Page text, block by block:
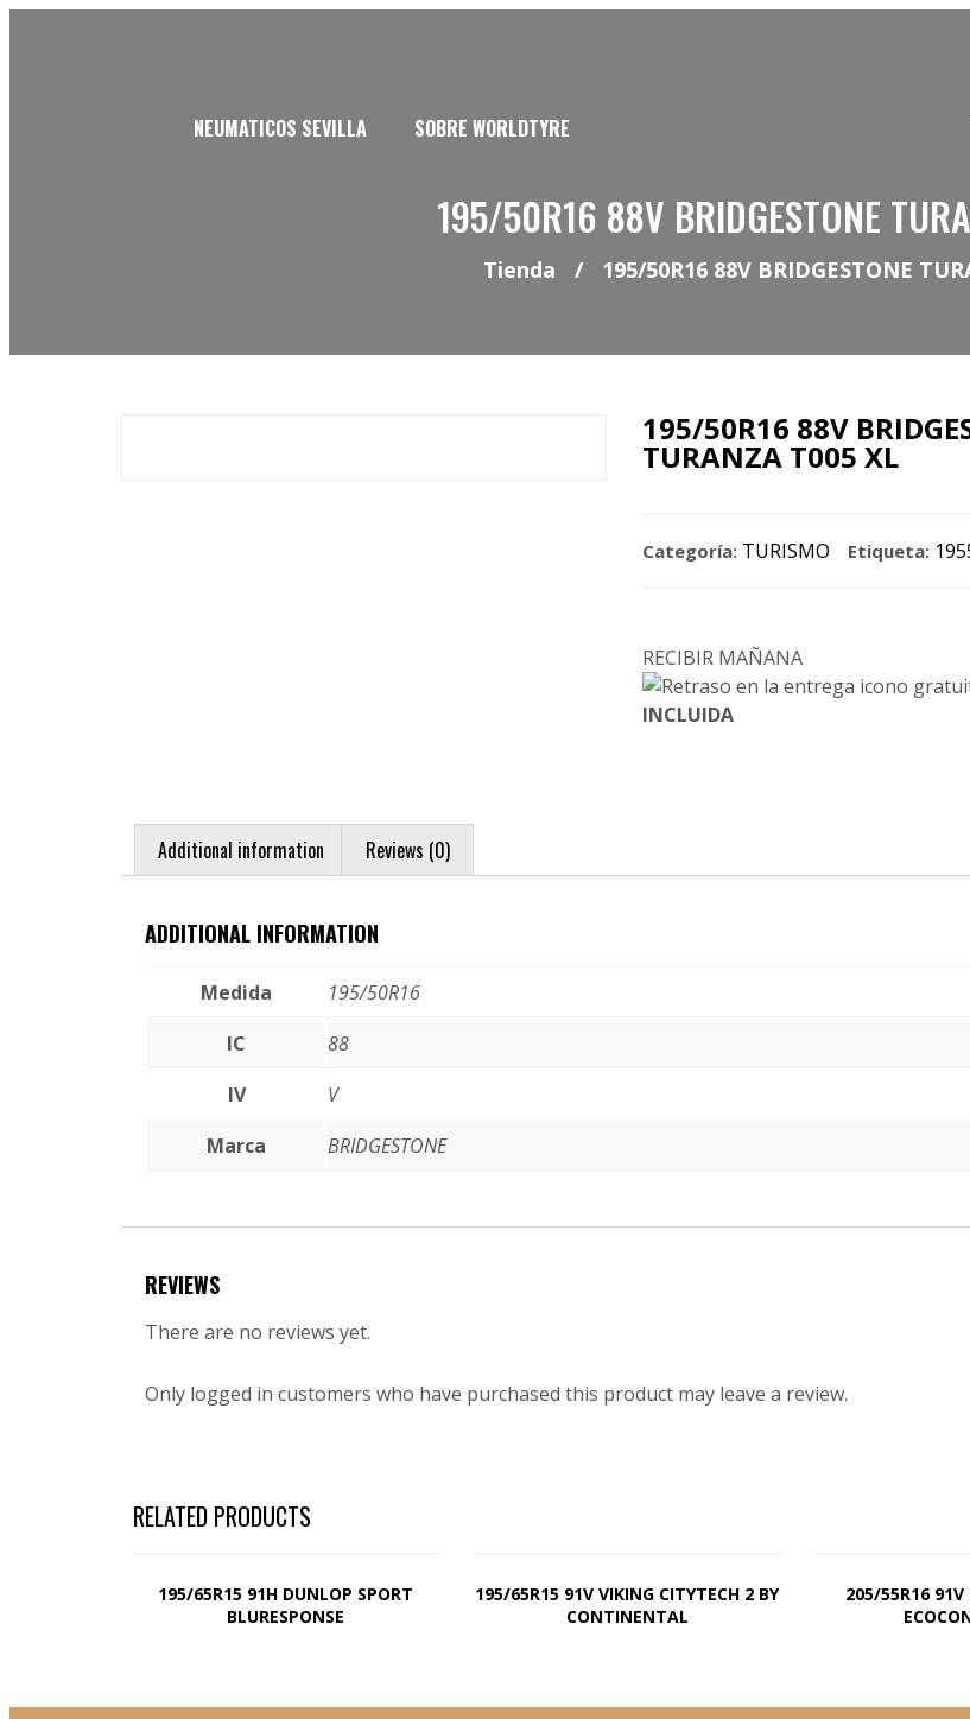
NEUMATICOS SEVILLA SOBRE WORLDTYRE
195/50R16 88V BRIDGESTONE
Tienda / 195/50R16 88V BRIDGESTONE
195/50R16 88V
TURANZA T005 XL
Categoría: TURISMO Etiqueta:
RECIBIR MAÑANA
INCLUIDA
Additional information Reviews (0)
ADDITIONAL INFORMATION
Medida
195/50R16
IC
88
IV
V
Marca
BRIDGESTONE
REVIEWS
There are no reviews yet.
Only logged in customers who have purchased this product may leave a review.
RELATED PRODUCTS
195/65R15 91H DUNLOP SPORT
BLURESPONSE
195/65R15 91V VIKING CITYTECH 2 BY
CONTINENTAL
205/55R16